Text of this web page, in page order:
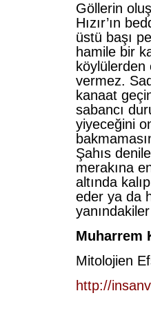
Göllerin
Hızır’ın
üstü başı
hamile bir
vermez.
kanaat
sabancı
yiyeceğini
Şahıs
merakına
altında
eder ya da
Muharrem
Mitolojien
http://